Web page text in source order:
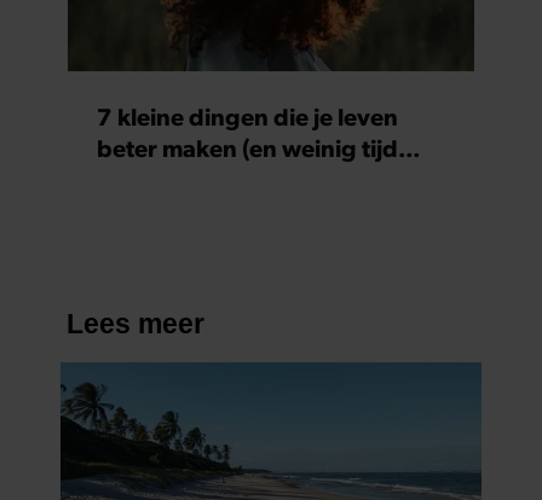
7 kleine dingen die je leven
beter maken (en weinig tijd